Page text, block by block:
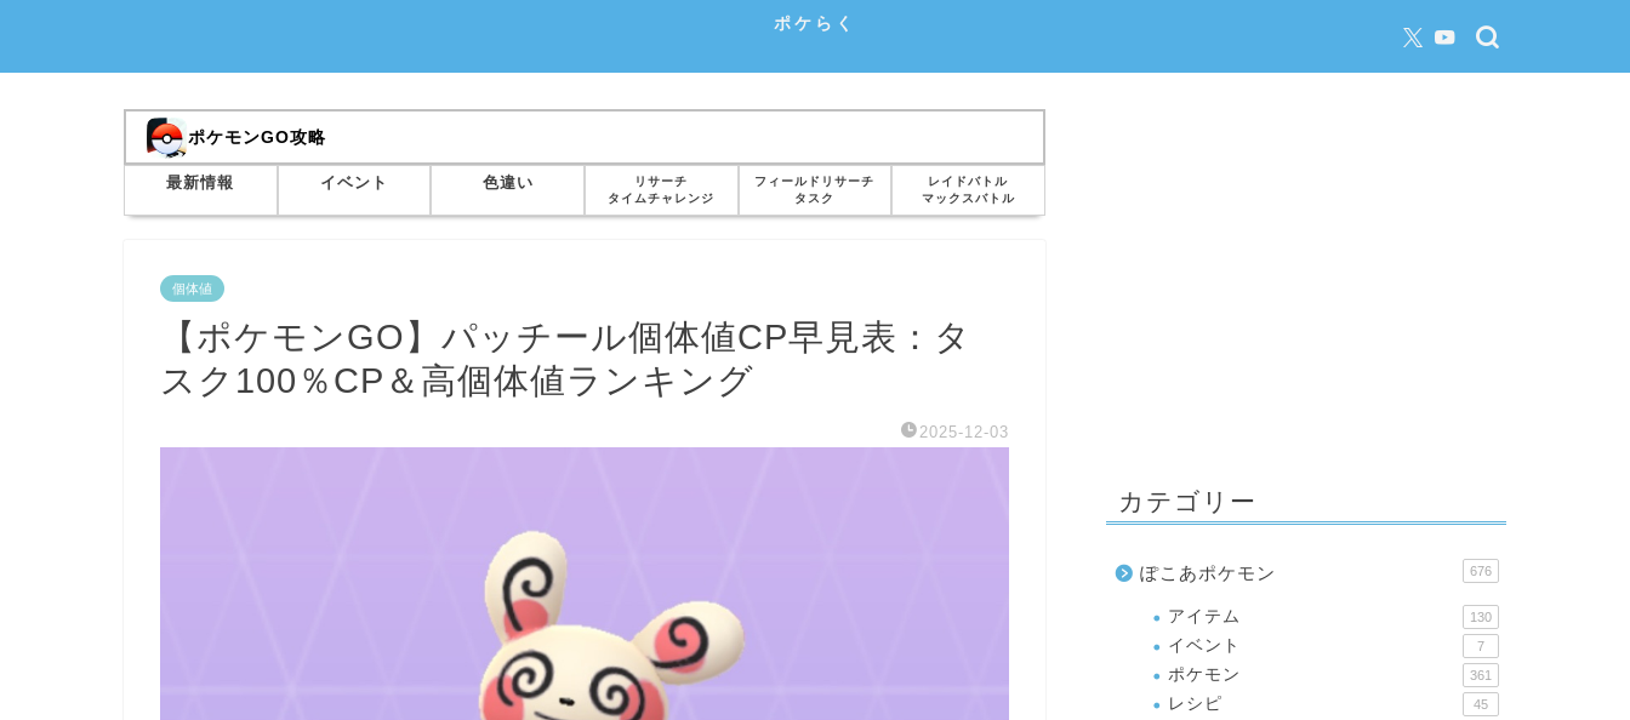
ポケらく
ポケモンGO攻略
最新情報 イベント 色違い
リサーチ
タイムチャレンジ
フィールドリサーチ
タスク
レイドバトル
マックスバトル
個体値
【ポケモンGO】パッチール個体値CP早見表：タ
スク100％CP＆高個体値ランキング
2025-12-03
カテゴリー
ぽこあポケモン 676
アイテム 130
イベント 7
ポケモン 361
レシピ 45